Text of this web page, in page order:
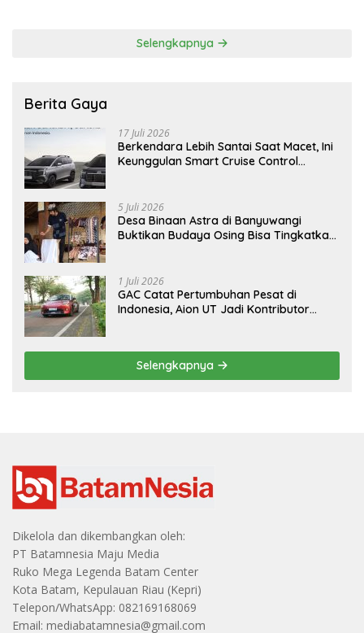
Selengkapnya
Berita Gaya
17 Juli 2026
Berkendara Lebih Santai Saat Macet, Ini
Keunggulan Smart Cruise Control
5 Juli 2026
Desa Binaan Astra di Banyuwangi
Buktikan Budaya Osing Bisa Tingkatkan
1 Juli 2026
GAC Catat Pertumbuhan Pesat di
Indonesia, Aion UT Jadi Kontributor
Selengkapnya
Dikelola dan dikembangkan oleh:
PT Batamnesia Maju Media
Ruko Mega Legenda Batam Center
Kota Batam, Kepulauan Riau (Kepri)
Telepon/WhatsApp: 082169168069
Email: mediabatamnesia@gmail.com